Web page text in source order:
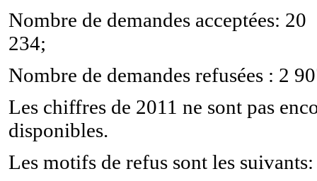
Nombre de demandes acceptées: 20
234;
Nombre de demandes refusées : 2
Les chiffres de 2011 ne sont pas
disponibles.
Les motifs de refus sont les suivants: